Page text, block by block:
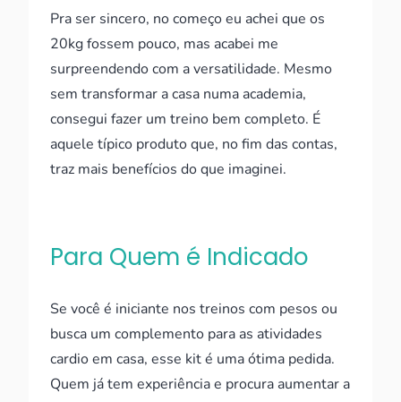
Pra ser sincero, no começo eu achei que os
20kg fossem pouco, mas acabei me
surpreendendo com a versatilidade. Mesmo
sem transformar a casa numa academia,
consegui fazer um treino bem completo. É
aquele típico produto que, no fim das contas,
traz mais benefícios do que imaginei.
Para Quem é Indicado
Se você é iniciante nos treinos com pesos ou
busca um complemento para as atividades
cardio em casa, esse kit é uma ótima pedida.
Quem já tem experiência e procura aumentar a